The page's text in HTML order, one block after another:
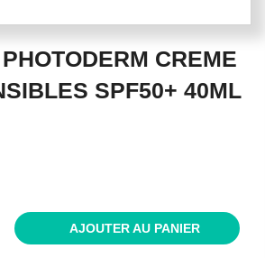
CREME
SPF50+ 40ML
AJOUTER AU PANIER